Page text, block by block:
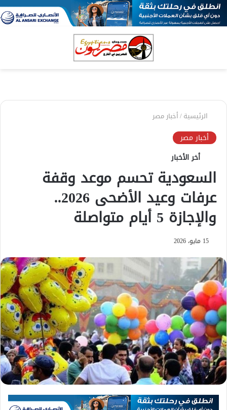
الرئيسية/أخبار مصر
أخبار مصر
أخر الأخبار
السعودية تحسم موعد وقفة
عرفات وعيد الأضحى 2026..
والإجازة 5 أيام متواصلة
15 مايو، 2026